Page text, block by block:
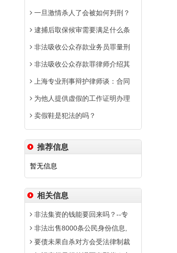
一旦激情杀人了会被如何判刑？
逮捕后取保候审需要满足什么条
非法吸收公众存款业务员罪量刑
非法吸收公众存款罪律师介绍其
上海专业刑事辩护律师谈：合同
为他人提供虚假的工作证明办理
卖假鞋是犯法的吗？
推荐信息
暂无信息
相关信息
非法集资的钱能要回来吗？--专
非法出售8000条公民身份信息,
要债未果自杀对方会受法律制裁